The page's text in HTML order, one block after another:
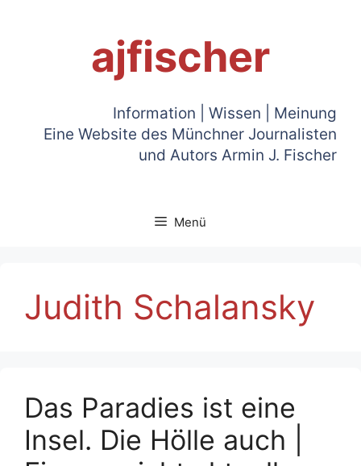
ajfischer
Information | Wissen | Meinung
Eine Website des Münchner Journalisten
und Autors Armin J. Fischer
Menü
Judith Schalansky
Das Paradies ist eine
Insel. Die Hölle auch |